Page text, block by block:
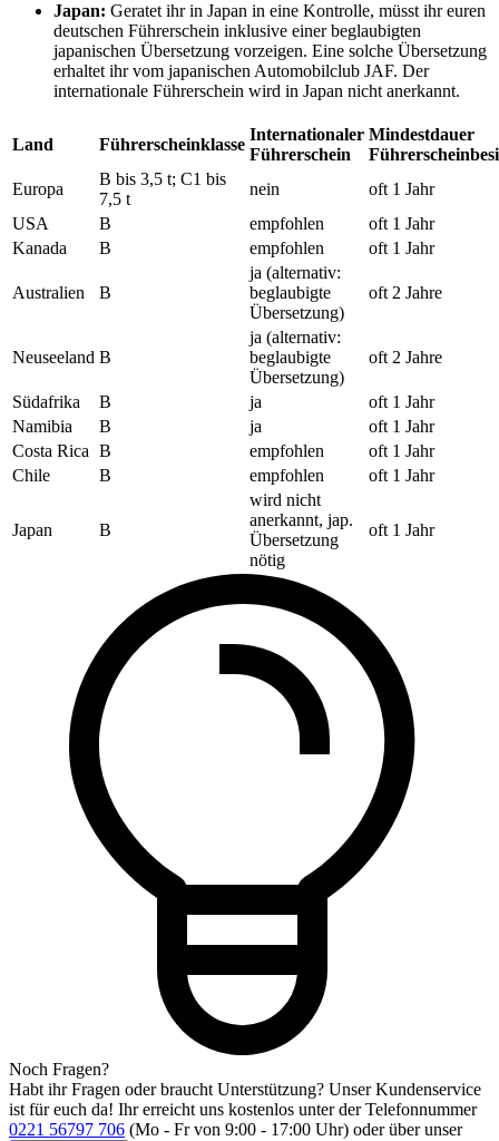
Japan: Geratet ihr in Japan in eine Kontrolle, müsst ihr euren
deutschen Führerschein inklusive einer beglaubigten
japanischen Übersetzung vorzeigen. Eine solche Übersetzung
erhaltet ihr vom japanischen Automobilclub JAF. Der
internationale Führerschein wird in Japan nicht anerkannt.
Land Führerscheinklasse
Internationaler
Führerschein
Mindestdauer
Europa
B bis 3,5 t; C1 bis
7,5 t
nein
oft 1 Jahr
USA
B empfohlen
oft 1 Jahr
Kanada
B empfohlen oft 1 Jahr
Australien B
ja (alternativ:
beglaubigte
Übersetzung)
oft 2 Jahre
Neuseeland B
ja (alternativ:
beglaubigte
Übersetzung)
oft 2 Jahre
Südafrika B ja
oft 1 Jahr
Namibia
B ja
oft 1 Jahr
Costa Rica B empfohlen
oft 1 Jahr
Chile
B empfohlen oft 1 Jahr
Japan B
wird nicht
anerkannt, jap.
Übersetzung
nötig
oft 1 Jahr
Noch Fragen?
Habt ihr Fragen oder braucht Unterstützung? Unser Kundenservice
ist für euch da! Ihr erreicht uns kostenlos unter der Telefonnummer
0221 56797 706 (Mo - Fr von 9:00 - 17:00 Uhr) oder über unser